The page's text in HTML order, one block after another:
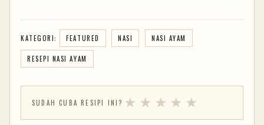
KATEGORI: FEATURED NASI NASI AYAM
RESEPI NASI AYAM
SUDAH CUBA RESIPI INI? ★ ★ ★ ★ ★